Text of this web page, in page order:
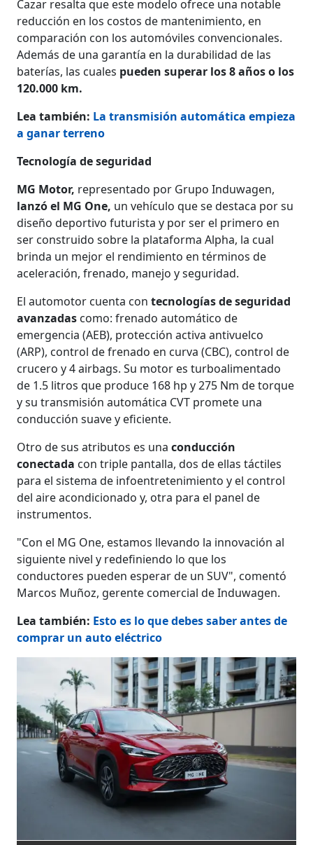
Cazar resalta que este modelo ofrece una notable
reducción en los costos de mantenimiento, en
comparación con los automóviles convencionales.
Además de una garantía en la durabilidad de las
baterías, las cuales pueden superar los 8 años o los
120.000 km.
Lea también: La transmisión automática empieza
a ganar terreno
Tecnología de seguridad
MG Motor, representado por Grupo Induwagen,
lanzó el MG One, un vehículo que se destaca por su
diseño deportivo futurista y por ser el primero en
ser construido sobre la plataforma Alpha, la cual
brinda un mejor el rendimiento en términos de
aceleración, frenado, manejo y seguridad.
El automotor cuenta contecnologías de seguridad
avanzadas como: frenado automático de
emergencia (AEB), protección activa antivuelco
(ARP), control de frenado en curva (CBC), control de
crucero y 4 airbags. Su motor es turboalimentado
de 1.5 litros que produce 168 hp y 275 Nm de torque
y su transmisión automática CVT promete una
conducción suave y eficiente.
Otro de sus atributos es una conducción
conectada con triple pantalla, dos de ellas táctiles
para el sistema de infoentretenimiento y el control
del aire acondicionado y, otra para el panel de
instrumentos.
"Con el MG One, estamos llevando la innovación al
siguiente nivel y redefiniendo lo que los
conductores pueden esperar de un SUV", comentó
Marcos Muñoz, gerente comercial de Induwagen.
Lea también: Esto es lo que debes saber antes de
comprar un auto eléctrico